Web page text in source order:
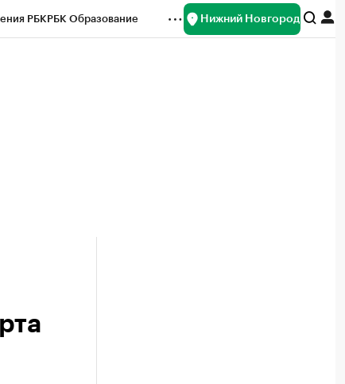
РБКРБК Образование Нижний Новгород